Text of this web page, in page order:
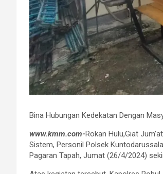
Bina Hubungan Kedekatan Dengan
www.kmm.com-Rokan Hulu,Giat
Sistem, Personil Polsek
Pagaran Tapah, Jumat (26/4/2024)